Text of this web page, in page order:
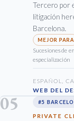
Tercero por
litigación
Barcelona.
Sucesiones de
especialización
ESPAÑOL,
WEB DEL
05 #5
PRIVATE